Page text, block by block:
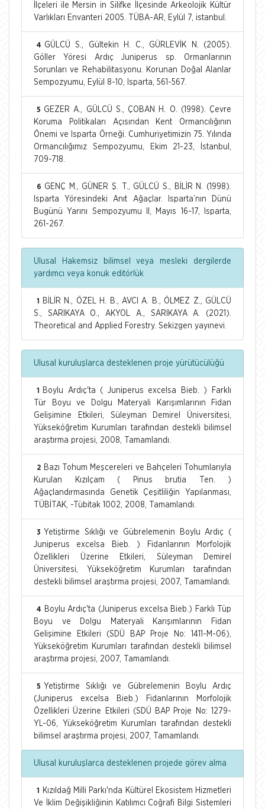
İlçeleri ile Mersin in Silifke İlçesinde Arkeolojik Kültür
Varlıkları Envanteri 2005. TÜBA-AR, Eylül 7, istanbul.
4 GÜLCÜ S., Gültekin H. C., GÜRLEVİK N. (2005).
Göller Yöresi Ardıç Juniperus sp. Ormanlarının
Sorunları ve Rehabilitasyonu. Korunan Doğal Alanlar
Sempozyumu, Eylül 8-10, Isparta, 561-567.
5 GEZER A., GÜLCÜ S., ÇOBAN H. O. (1998). Çevre
Koruma Politikaları Açısından Kent Ormancılığının
Önemi ve Isparta Örneği. Cumhuriyetimizin 75. Yılında
Ormancılığımız Sempozyumu, Ekim 21-23, İstanbul,
709-718.
6 GENÇ M., GÜNER Ş. T., GÜLCÜ S., BİLİR N. (1998).
Isparta Yöresindeki Anıt Ağaçlar. Isparta’nın Dünü
Bugünü Yarını Sempozyumu II, Mayıs 16-17, Isparta,
261-267.
Ulusal Hakemsiz bilimsel veya mesleki dergilerde
yardımcı veya konuk editörlük
1
BİLİR N., ÖZEL H. B., AVCI A. B., ÖLMEZ Z., GÜLCÜ
S., SARIKAYA O., AKYOL A., SARIKAYA A. (2021).
Theoretical and Applied Forestry. Sekizgen yayınevi.
Ulusal kuruluşlarca desteklenen proje yürütücülüğü
1
Boylu Ardıç'ta ( Juniperus excelsa Bieb. ) Farklı
Tür Boyu ve Dolgu Materyali Karışımlarının Fidan
Gelişimine Etkileri, Süleyman Demirel Üniversitesi,
Yükseköğretim Kurumları tarafından destekli bilimsel
araştırma projesi, 2008, Tamamlandı.
2 Bazı Tohum Meşcereleri ve Bahçeleri Tohumlarıyla
Kurulan Kızılçam ( Pinus brutia Ten. )
Ağaçlandırmasında Genetik Çeşitliliğin Yapılanması,
TÜBİTAK, -Tübitak 1002, 2008, Tamamlandı.
3 Yetiştirme Sıklığı ve Gübrelemenin Boylu Ardıç (
Juniperus excelsa Bieb. ) Fidanlarının Morfolojik
Özellikleri Üzerine Etkileri, Süleyman Demirel
Üniversitesi, Yükseköğretim Kurumları tarafından
destekli bilimsel araştırma projesi, 2007, Tamamlandı.
4
Boylu Ardıç'ta (Juniperus excelsa Bieb.) Farklı Tüp
Boyu ve Dolgu Materyali Karışımlarının Fidan
Gelişimine Etkileri (SDÜ BAP Proje No: 1411-M-06),
Yükseköğretim Kurumları tarafından destekli bilimsel
araştırma projesi, 2007, Tamamlandı.
5 Yetiştirme Sıklığı ve Gübrelemenin Boylu Ardıç
(Juniperus excelsa Bieb.) Fidanlarının Morfolojik
Özellikleri Üzerine Etkileri (SDÜ BAP Proje No: 1279-
YL-06, Yükseköğretim Kurumları tarafından destekli
bilimsel araştırma projesi, 2007, Tamamlandı.
Ulusal kuruluşlarca desteklenen projede görev alma
1
Kızıldağ Milli Parkı'nda Kültürel Ekosistem Hizmetleri
Ve İklim Değişikliğinin Katılımcı Coğrafi Bilgi Sistemleri